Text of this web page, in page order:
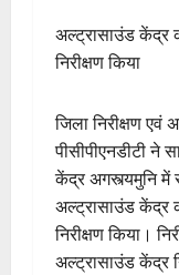
अल्ट्रासाउंड
निरीक्षण किया
जिला निरीक्षण एवं
पीसीपीएनडीटी ने
केंद्र अगस्त्यमुनि में
अल्ट्रासाउंड
निरीक्षण किया।
अल्ट्रासाउंड केंद्र